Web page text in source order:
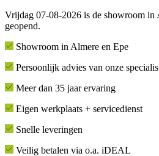
Vrijdag 07-08-2026 is de showroom in
geopend.
Showroom in Almere en Epe
Persoonlijk advies van onze
Meer dan 35 jaar ervaring
Eigen werkplaats + servicedienst
Snelle leveringen
Veilig betalen via o.a. iDEAL